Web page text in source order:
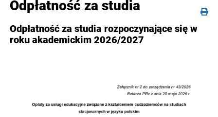
Odpłatność za studia
Odpłatność za studia rozpoczynające się w
roku akademickim 2026/2027